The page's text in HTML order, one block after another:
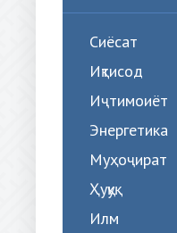
Сиёсат
Иқтисод
Иҷтимоиёт
Энергетика
Муҳоҷират
Ҳуқуқ
Илм